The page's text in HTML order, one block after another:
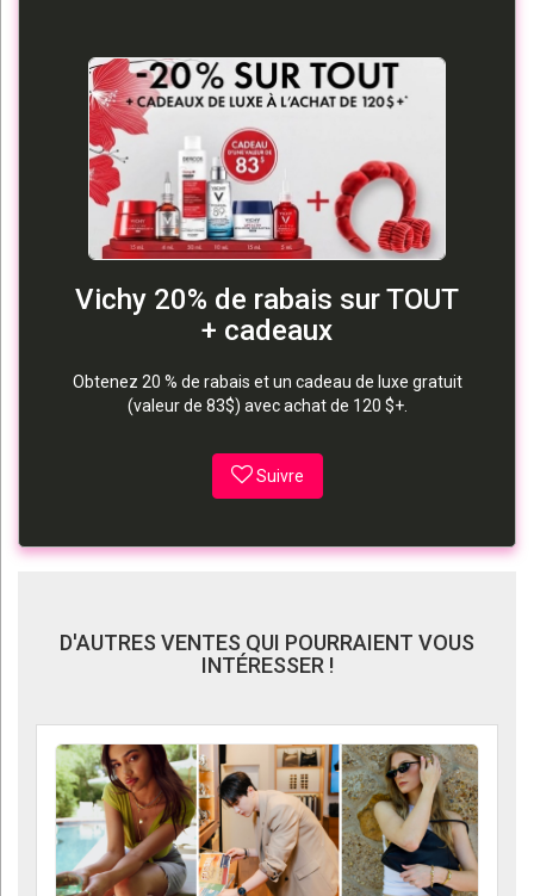
Vichy 20% de rabais sur TOUT
+ cadeaux
Obtenez 20 % de rabais et un cadeau de luxe gratuit
(valeur de 83$) avec achat de 120 $+.
Suivre
D'AUTRES VENTES QUI POURRAIENT VOUS
INTÉRESSER !